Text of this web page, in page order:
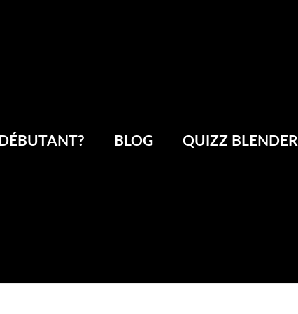
DÉBUTANT? BLOG QUIZZ BLENDER